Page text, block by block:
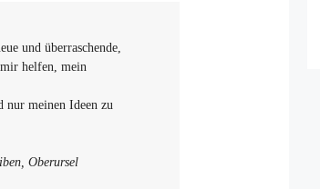
und überraschende,
helfen, mein
nur meinen Ideen zu
Oberursel